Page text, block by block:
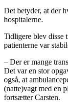
Det betyder, at der
hospitalerne.
Tidligere blev disse
patienterne var
– Der er mange
Det var en stor
også, at
(natte)vagt med en
fortsætter Carsten.